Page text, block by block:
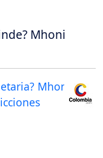
Mhoni